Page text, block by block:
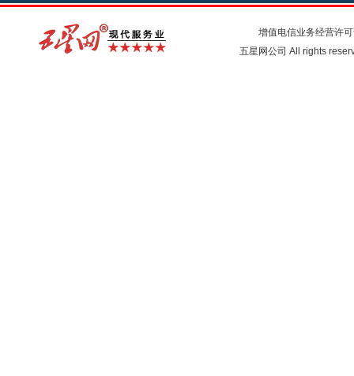
增值电信业务经营许
五星网公司 All rights